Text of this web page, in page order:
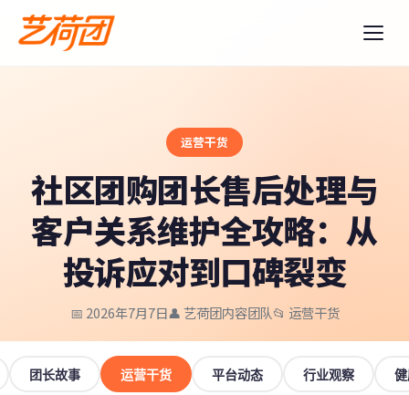
运营干货
社区团购团长售后处理与
客户关系维护全攻略：从
投诉应对到口碑裂变
📅 2026年7月7日👤 艺荷团内容团队📂 运营干货
团长故事 运营干货 平台动态 行业观察